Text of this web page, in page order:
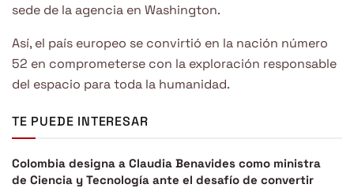
sede de la agencia en Washington.
Así, el país europeo se convirtió en la nación número
52 en comprometerse con la exploración responsable
del espacio para toda la humanidad.
TE PUEDE INTERESAR
Colombia designa a Claudia Benavides como ministra
de Ciencia y Tecnología ante el desafío de convertir